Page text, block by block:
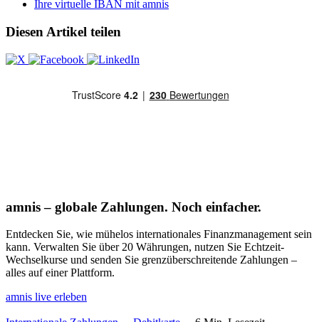
Ihre virtuelle IBAN mit amnis
Diesen Artikel teilen
amnis – globale Zahlungen. Noch einfacher.
Entdecken Sie, wie mühelos internationales Finanzmanagement sein
kann. Verwalten Sie über 20 Währungen, nutzen Sie Echtzeit-
Wechselkurse und senden Sie grenzüberschreitende Zahlungen –
alles auf einer Plattform.
amnis live erleben